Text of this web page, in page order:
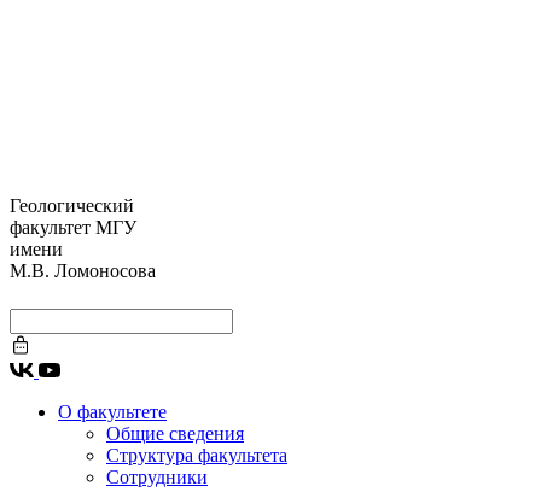
Геологический
факультет МГУ
имени
М.В. Ломоносова
О факультете
Общие сведения
Структура факультета
Сотрудники